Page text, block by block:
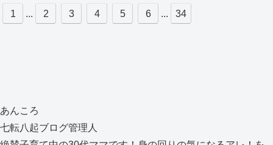
1
... 2 3 4 5 6 ... 34
あんころ
七転八起ブログ管理人